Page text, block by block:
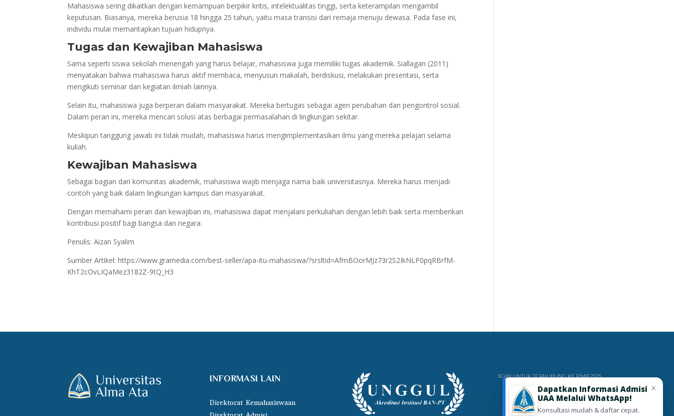
Mahasiswa sering dikaitkan dengan kemampuan berpikir kritis, intelektualitas tinggi, serta keterampilan mengambil
keputusan. Biasanya, mereka berusia 18 hingga 25 tahun, yaitu masa transisi dari remaja menuju dewasa. Pada fase ini,
individu mulai memantapkan tujuan hidupnya.
Tugas dan Kewajiban Mahasiswa
Sama seperti siswa sekolah menengah yang harus belajar, mahasiswa juga memiliki tugas akademik. Siallagan (2011)
menyatakan bahwa mahasiswa harus aktif membaca, menyusun makalah, berdiskusi, melakukan presentasi, serta
mengikuti seminar dan kegiatan ilmiah lainnya.
Selain itu, mahasiswa juga berperan dalam masyarakat. Mereka bertugas sebagai agen perubahan dan pengontrol sosial.
Dalam peran ini, mereka mencari solusi atas berbagai permasalahan di lingkungan sekitar.
Meskipun tanggung jawab ini tidak mudah, mahasiswa harus mengimplementasikan ilmu yang mereka pelajari selama
kuliah.
Kewajiban Mahasiswa
Sebagai bagian dari komunitas akademik, mahasiswa wajib menjaga nama baik universitasnya. Mereka harus menjadi
contoh yang baik dalam lingkungan kampus dan masyarakat.
Dengan memahami peran dan kewajiban ini, mahasiswa dapat menjalani perkuliahan dengan lebih baik serta memberikan
kontribusi positif bagi bangsa dan negara.
Penulis: Aizan Syalim
Sumber Artikel: https://www.gramedia.com/best-seller/apa-itu-mahasiswa/?srsltid=AfmBOorMJz73r2S2IkNLP0pqRBrfM-
KhT2cOvLIQaMez3182Z-9tQ_H3
INFORMASI LAIN
Direktorat Kemahasiswaan
SCAN UNTUK TERHUBUNG KE PMB 2025
×
Dapatkan Informasi Admisi
UAA Melalui WhatsApp!
Konsultasi mudah & daftar cepat.